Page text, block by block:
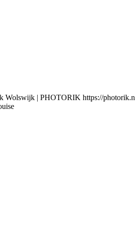
Wolswijk | PHOTORIK https://